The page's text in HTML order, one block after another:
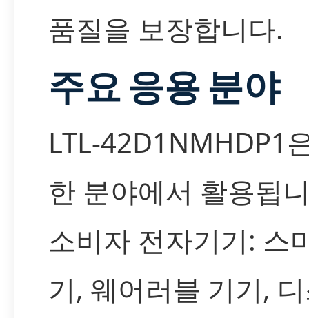
품질을 보장합니다.
주요 응용 분야
LTL-42D1NMHDP1
한 분야에서 활용됩
소비자 전자기기: 스
기, 웨어러블 기기,